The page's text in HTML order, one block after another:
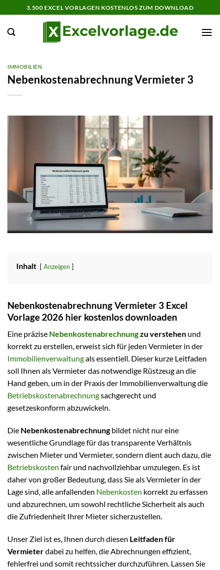
Inhalt
springen
3.500 EXCEL VORLAGEN KOSTENLOS ZUM DOWNLOAD
IMMOBILIEN
Nebenkostenabrechnung Vermieter 3
Inhalt Anzeigen
Nebenkostenabrechnung Vermieter 3 Excel
Vorlage 2026 hier kostenlos downloaden
Eine präzise Nebenkostenabrechnungzu verstehen und
korrekt zu erstellen, erweist sich für jeden Vermieter in der
Immobilienverwaltungals essentiell. Dieser kurze Leitfaden
soll Ihnen als Vermieter das notwendige Rüstzeug an die
Hand geben, um in der Praxis der Immobilienverwaltung die
Betriebskostenabrechnungsachgerecht und
gesetzeskonform abzuwickeln.
Die Nebenkostenabrechnungbildet nicht nur eine
wesentliche Grundlage für das transparente Verhältnis
zwischen Mieter und Vermieter, sondern dient auch dazu, die
Betriebskosten fair und nachvollziehbar umzulegen. Es ist
daher von großer Bedeutung, dass Sie als Vermieter in der
Lage sind, alle anfallenden Nebenkosten korrekt zu erfassen
und abzurechnen, um sowohl rechtliche Sicherheit als auch
die Zufriedenheit Ihrer Mieter sicherzustellen.
Unser Ziel ist es, Ihnen durch diesen Leitfaden für
Vermieterdabei zu helfen, die Abrechnungen effizient,
fehlerfrei und somit rechtssicher durchzuführen. Lassen Sie